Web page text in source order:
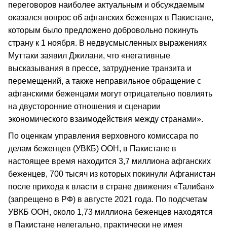
переговоров наиболее актуальным и обсуждаемым
оказался вопрос об афганских беженцах в Пакистане,
которым было предложено добровольно покинуть
страну к 1 ноября. В недвусмысленных выражениях
Муттаки заявил Джилани, что «негативные
высказывания в прессе, затруднение транзита и
перемещений, а также неправильное обращение с
афганскими беженцами могут отрицательно повлиять
на двусторонние отношения и сценарии
экономического взаимодействия между странами».
По оценкам управления верховного комиссара по
делам беженцев (УВКБ) ООН, в Пакистане в
настоящее время находится 3,7 миллиона афганских
беженцев, 700 тысяч из которых покинули Афганистан
после прихода к власти в стране движения «Талибан»
(запрещено в РФ) в августе 2021 года. По подсчетам
УВКБ ООН, около 1,73 миллиона беженцев находятся
в Пакистане нелегально, практически не имея